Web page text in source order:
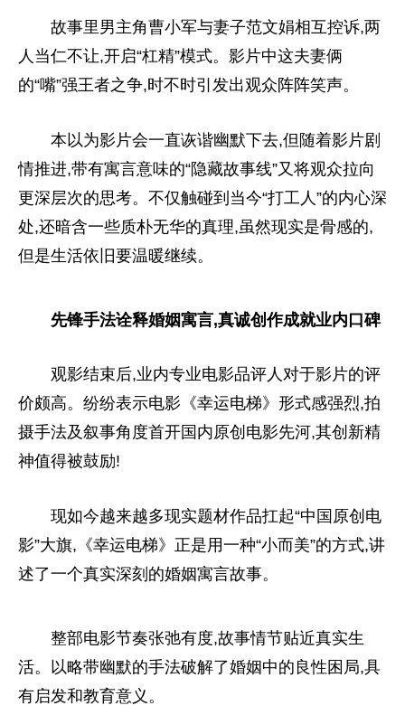
故事里男主角曹小军与妻子范文娟相互控诉,两
人当仁不让,开启“杠精”模式。影片中这夫妻俩
的“嘴”强王者之争,时不时引发出观众阵阵笑声。
本以为影片会一直诙谐幽默下去,但随着影片剧
情推进,带有寓言意味的“隐藏故事线”又将观众拉向
更深层次的思考。不仅触碰到当今“打工人”的内心深
处,还暗含一些质朴无华的真理,虽然现实是骨感的,
但是生活依旧要温暖继续。
先锋手法诠释婚姻寓言,真诚创作成就业内口碑
观影结束后,业内专业电影品评人对于影片的评
价颇高。纷纷表示电影《幸运电梯》形式感强烈,拍
摄手法及叙事角度首开国内原创电影先河,其创新精
神值得被鼓励!
现如今越来越多现实题材作品扛起“中国原创电
影”大旗,《幸运电梯》正是用一种“小而美”的方式,讲
述了一个真实深刻的婚姻寓言故事。
整部电影节奏张弛有度,故事情节贴近真实生
活。以略带幽默的手法破解了婚姻中的良性困局,具
有启发和教育意义。